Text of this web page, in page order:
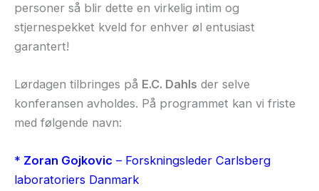
personer så blir dette en virkelig intim og
stjernespekket kveld for enhver øl entusiast
garantert!
Lørdagen tilbringes på E.C. Dahls der selve
konferansen avholdes. På programmet kan vi friste
med følgende navn:
* Zoran Gojkovic – Forskningsleder Carlsberg
laboratoriers Danmark